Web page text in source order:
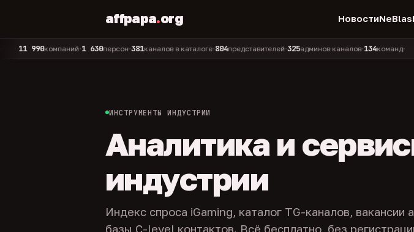
affpapa.org Новости
компаний•1 630персон•381каналов в каталоге•804представителей•325админов каналов•134команд• 11 990
ИНСТРУМЕНТЫ ИНДУСТРИИ
Аналитика и
индустрии
Индекс спроса iGaming, каталог TG-каналов, вакансии
базы C-level контактов. Всё бесплатно, без